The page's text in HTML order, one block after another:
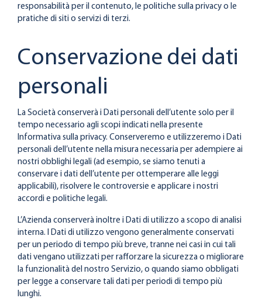
responsabilità per il contenuto, le politiche sulla privacy o le
pratiche di siti o servizi di terzi.
Conservazione dei dati
personali
La Società conserverà i Dati personali dell’utente solo per il
tempo necessario agli scopi indicati nella presente
Informativa sulla privacy. Conserveremo e utilizzeremo i Dati
personali dell’utente nella misura necessaria per adempiere ai
nostri obblighi legali (ad esempio, se siamo tenuti a
conservare i dati dell’utente per ottemperare alle leggi
applicabili), risolvere le controversie e applicare i nostri
accordi e politiche legali.
L’Azienda conserverà inoltre i Dati di utilizzo a scopo di analisi
interna. I Dati di utilizzo vengono generalmente conservati
per un periodo di tempo più breve, tranne nei casi in cui tali
dati vengano utilizzati per rafforzare la sicurezza o migliorare
la funzionalità del nostro Servizio, o quando siamo obbligati
per legge a conservare tali dati per periodi di tempo più
lunghi.